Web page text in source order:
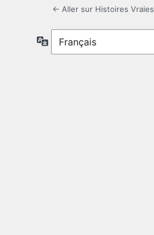
← Aller sur Histoires Vraies
Langue